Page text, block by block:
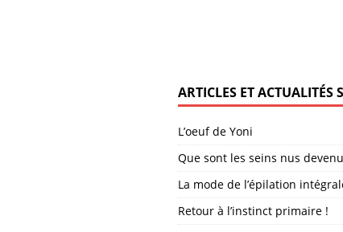
ARTICLES ET ACTUALITÉS
L’oeuf de Yoni
Que sont les seins nus
La mode de l’épilation
Retour à l’instinct primaire !